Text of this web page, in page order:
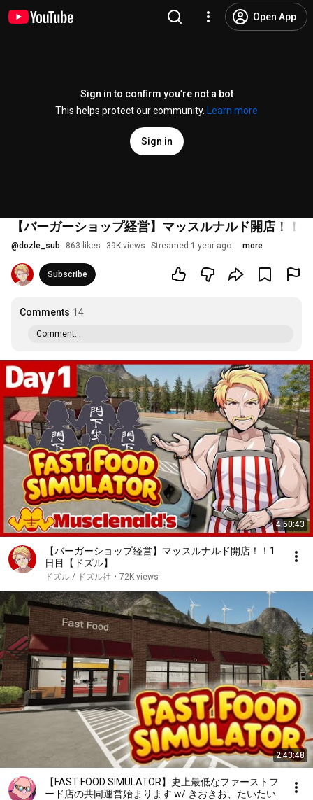
Open App
Sign in to confirm you’re not a bot
This helps protect our community.
Learn more
Sign in
【バーガーショップ経営】マッスルナルド開店！！
@dozle_sub 863 likes 39K views Streamed 1 year ago more
Subscribe
Comments 14
Comment...
4:50:43
【バーガーショップ経営】マッスルナルド開店！！1
日目【ドズル】
ドズル / ドズル社 • 72K views
2:43:48
【FAST FOOD SIMULATOR】史上最低なファーストフ
ード店の共同運営始まります w/ きおきお、たいたい